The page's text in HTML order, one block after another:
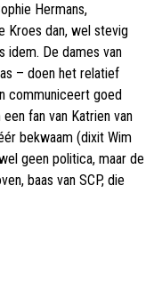
Hermans,
Kroes dan, wel stevig
idem. De dames van
– doen het relatief
communiceert goed
fan van Katrien van
bekwaam (dixit Wim
geen politica, maar de
baas van SCP, die